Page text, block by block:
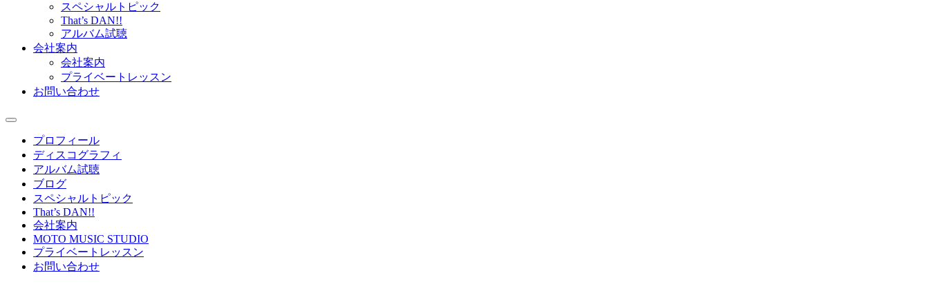
スペシャルトピック
That’s DAN!!
アルバム試聴
会社案内
会社案内
プライベートレッスン
お問い合わせ
プロフィール
ディスコグラフィ
アルバム試聴
ブログ
スペシャルトピック
That’s DAN!!
会社案内
MOTO MUSIC STUDIO
プライベートレッスン
お問い合わせ